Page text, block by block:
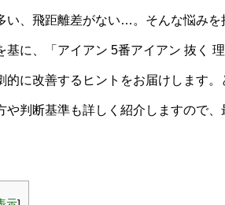
い、飛距離差がない…。そんな悩み
基に、「アイアン 5番アイアン 抜く
的に改善するヒントをお届けします
や判断基準も詳しく紹介しますので